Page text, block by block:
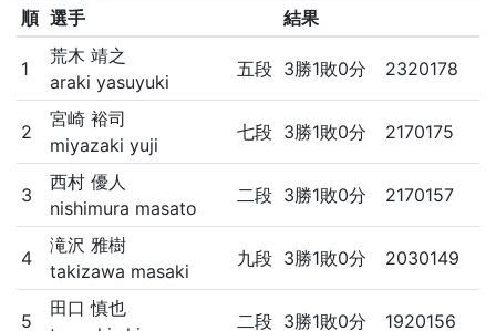
順 選手 結果
1
荒木 靖之
araki yasuyuki
五段 3勝1敗0分 2320178
2
宮崎 裕司
miyazaki yuji
七段 3勝1敗0分 2170175
3
西村 優人
nishimura masato
二段 3勝1敗0分 2170157
4
滝沢 雅樹
takizawa masaki
九段 3勝1敗0分 2030149
5
田口 慎也
二段 3勝1敗0分 1920156